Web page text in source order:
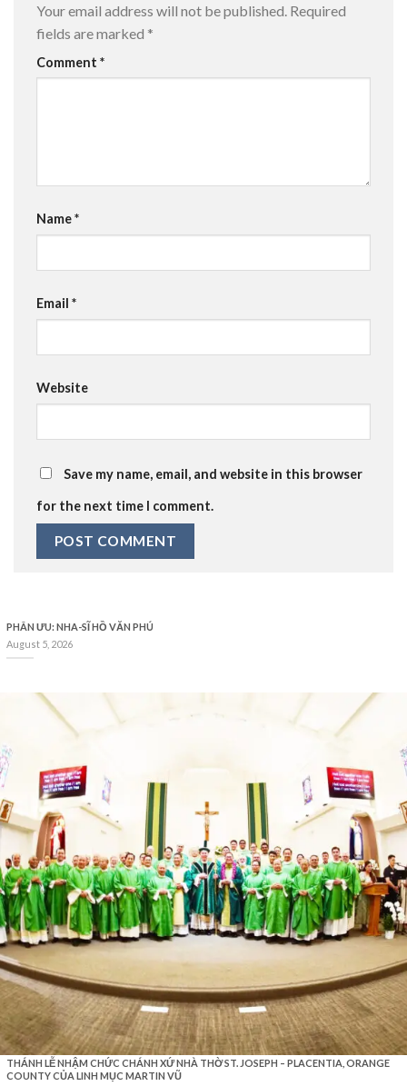
Your email address will not be published. Required
fields are marked *
Comment *
Name*
Email *
Website
Save my name, email, and website in this browser
for the next time I comment.
PHÂN ƯU: NHA-SĨ HỒ VĂN PHÚ
August 5, 2026
THÁNH LỄ NHẬM CHỨC CHÁNH XỨ NHÀ THỜ ST. JOSEPH – PLACENTIA, ORANGE
COUNTY CỦA LINH MỤC MARTIN VŨ